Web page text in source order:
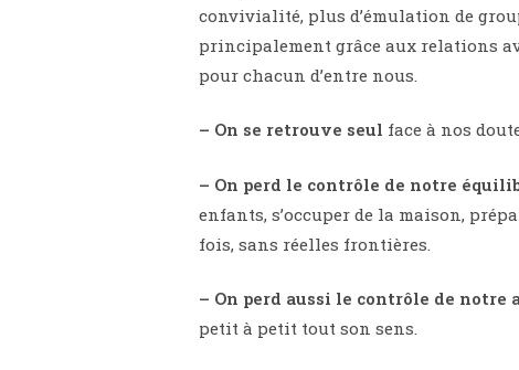
convivialité, plus d’émulation de
principalement grâce aux relations
pour chacun d’entre nous.
– On se retrouve seul face à nos
– On perd le contrôle de notre
enfants, s’occuper de la maison,
fois, sans réelles frontières.
– On perd aussi le contrôle de notre
petit à petit tout son sens.